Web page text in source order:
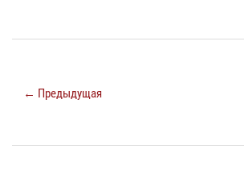
← Предыдущая